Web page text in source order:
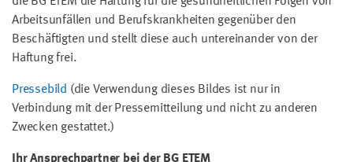
Arbeitsunfällen und Berufskrankheiten gegenüber den
Beschäftigten und stellt diese auch untereinander von der
Haftung frei.
Pressebild (die Verwendung dieses Bildes ist nur in
Verbindung mit der Pressemitteilung und nicht zu anderen
Zwecken gestattet.)
Ihr Ansprechpartner bei der BG ETEM